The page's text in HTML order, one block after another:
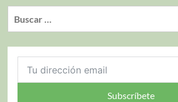
Subscríbete